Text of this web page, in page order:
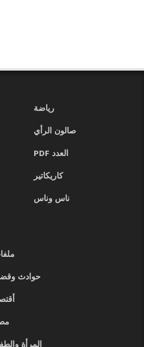
رياضة
صالون الرأي
العدد PDF
كاريكاتير
ناس وناس
ملفات
حوادث وقضايا
أقتصاد
مصر